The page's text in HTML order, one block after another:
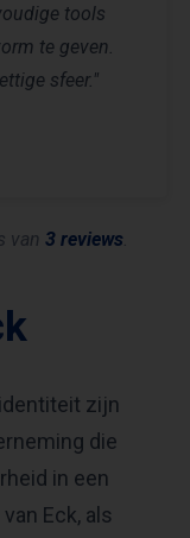
tools
te geven.
sfeer."
van 3 reviews.
zijn
die
in een
Eck, als